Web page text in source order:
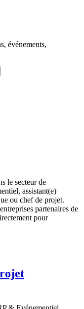
événements,
le secteur de
assistant(e)
ou chef de projet.
partenaires de
pour